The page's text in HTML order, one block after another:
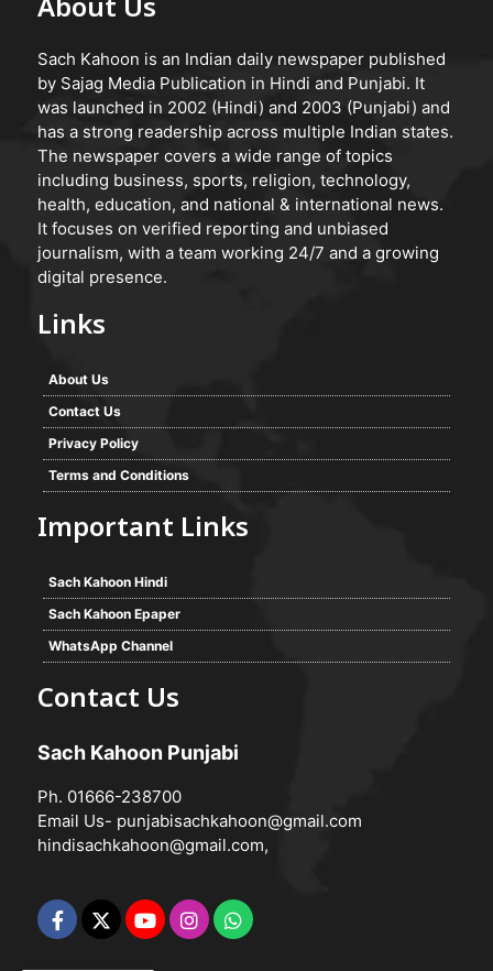
About Us
Sach Kahoon is an Indian daily newspaper published
by Sajag Media Publication in Hindi and Punjabi. It
was launched in 2002 (Hindi) and 2003 (Punjabi) and
has a strong readership across multiple Indian states.
The newspaper covers a wide range of topics
including business, sports, religion, technology,
health, education, and national & international news.
It focuses on verified reporting and unbiased
journalism, with a team working 24/7 and a growing
digital presence.
Links
About Us
Contact Us
Privacy Policy
Terms and Conditions
Important Links
Sach Kahoon Hindi
Sach Kahoon Epaper
WhatsApp Channel
Contact Us
Sach Kahoon Punjabi
Ph. 01666-238700
Email Us- punjabisachkahoon@gmail.com
hindisachkahoon@gmail.com,